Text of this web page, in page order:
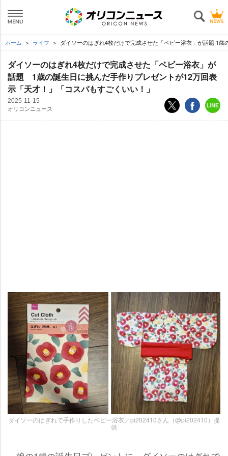
ホーム ライフ ダイソーのはぎれ4枚だけで完成させた「ベビー浴衣」が話題 1
ダイソーのはぎれ4枚だけで完成させた「ベビー浴衣」が
話題 1歳の誕生日に挑んだ手作りプレゼントが12万回表
示「天才！」「コスパもすごくいい！」
2025-11-15
オリコンニュース
ダイソーのはぎれで手作りしたベビー浴衣／pi202410さん（@pi202410）提
供